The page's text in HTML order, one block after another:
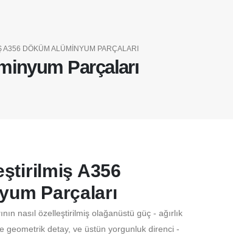
DÖKÜM ALÜMINYUM PARÇALARI
Parçaları
A356
Parçaları
nasıl özelleştirilmiş olağanüstü güç - ağırlık
geometrik detay, ve üstün yorgunluk direnci -